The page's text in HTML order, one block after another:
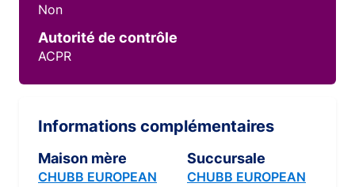
Non
Autorité de contrôle
ACPR
Informations complémentaires
Maison mère
CHUBB EUROPEAN
Succursale
CHUBB EUROPEAN